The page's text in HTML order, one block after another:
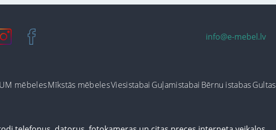
info@e-mebel.lv
mēbelesMīkstās mēbelesViesistabai Guļamistabai Bērnu istabasGultas